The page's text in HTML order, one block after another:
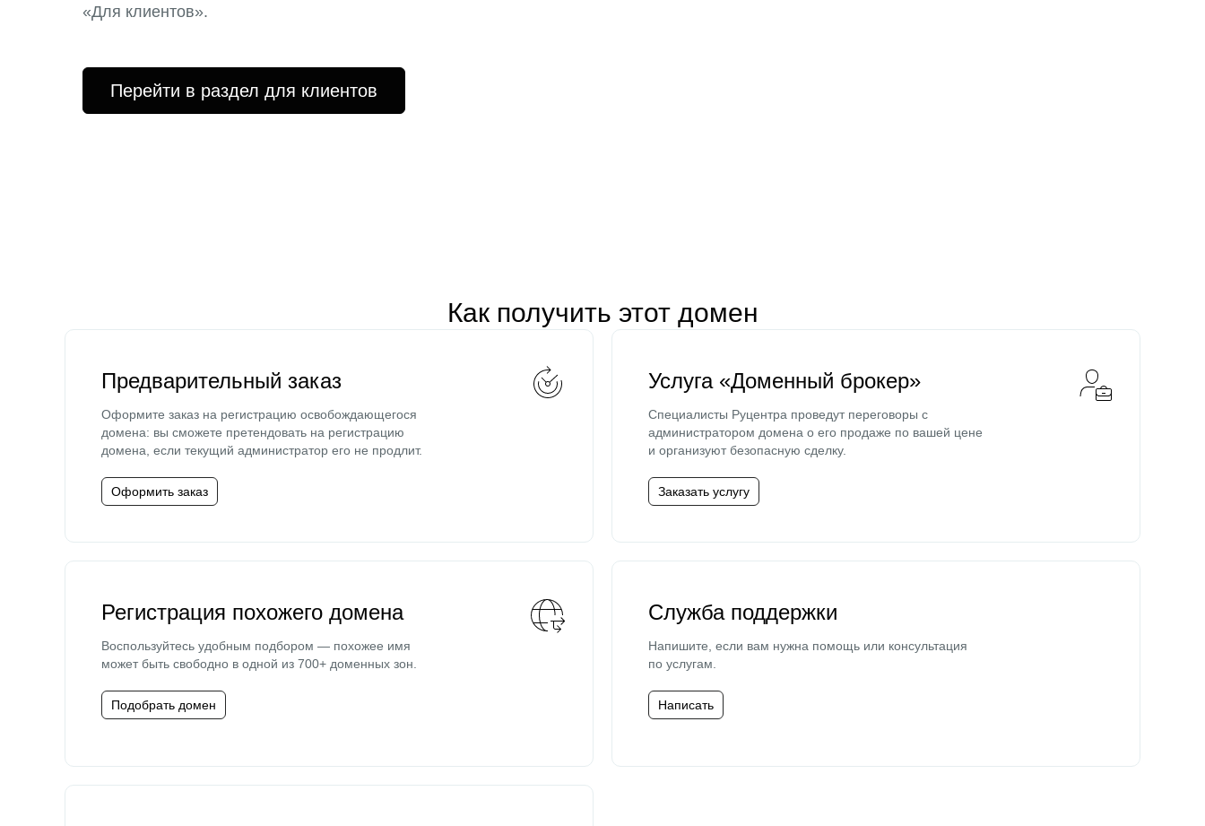
«Для клиентов».
Перейти в раздел для клиентов
Как получить этот домен
Предварительный заказ
Оформите заказ на регистрацию освобождающегося
домена: вы сможете претендовать на регистрацию
домена, если текущий администратор его не продлит.
Оформить заказ
Услуга «Доменный брокер»
Специалисты Руцентра проведут переговоры с
администратором домена о его продаже по вашей цене
и организуют безопасную сделку.
Заказать услугу
Регистрация похожего домена
Воспользуйтесь удобным подбором — похожее имя
может быть свободно в одной из 700+ доменных зон.
Подобрать домен
Служба поддержки
Напишите, если вам нужна помощь или консультация
по услугам.
Написать